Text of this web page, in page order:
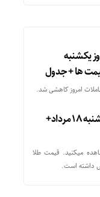
یکشنبه
امروز کاهشی شد.
قیمت طلا و سکه یکشنبه 18 مرداد+
میکنید. قیمت‌ طلا
داشته است.